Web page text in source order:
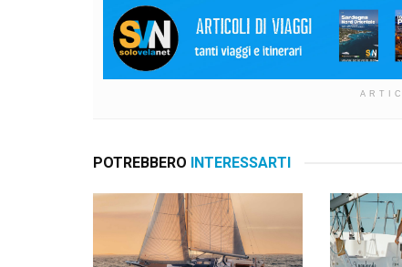
POTREBBERO INTERESSARTI